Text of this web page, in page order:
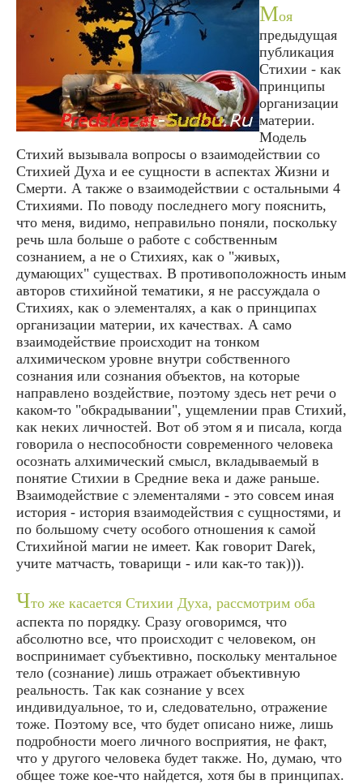
Моя
предыдущая
публикация
Стихии - как
принципы
организации
материи.
Модель
Стихий вызывала вопросы о взаимодействии со
Стихией Духа и ее сущности в аспектах Жизни и
Смерти. А также о взаимодействии с остальными 4
Стихиями. По поводу последнего могу пояснить,
что меня, видимо, неправильно поняли, поскольку
речь шла больше о работе с собственным
сознанием, а не о Стихиях, как о "живых,
думающих" существах. В противоположность иным
авторов стихийной тематики, я не рассуждала о
Стихиях, как о элементалях, а как о принципах
организации материи, их качествах. А само
взаимодействие происходит на тонком
алхимическом уровне внутри собственного
сознания или сознания объектов, на которые
направлено воздействие, поэтому здесь нет речи о
каком-то "обкрадывании", ущемлении прав Стихий,
как неких личностей. Вот об этом я и писала, когда
говорила о неспособности современного человека
осознать алхимический смысл, вкладываемый в
понятие Стихии в Средние века и даже раньше.
Взаимодействие с элементалями - это совсем иная
история - история взаимодействия с сущностями, и
по большому счету особого отношения к самой
Стихийной магии не имеет. Как говорит Darek,
учите матчасть, товарищи - или как-то так))).
Что же касается Стихии Духа, рассмотрим оба
аспекта по порядку. Сразу оговоримся, что
абсолютно все, что происходит с человеком, он
воспринимает субъективно, поскольку ментальное
тело (сознание) лишь отражает объективную
реальность. Так как сознание у всех
индивидуальное, то и, следовательно, отражение
тоже. Поэтому все, что будет описано ниже, лишь
подробности моего личного восприятия, не факт,
что у другого человека будет также. Но, думаю, что
общее тоже кое-что найдется, хотя бы в принципах.